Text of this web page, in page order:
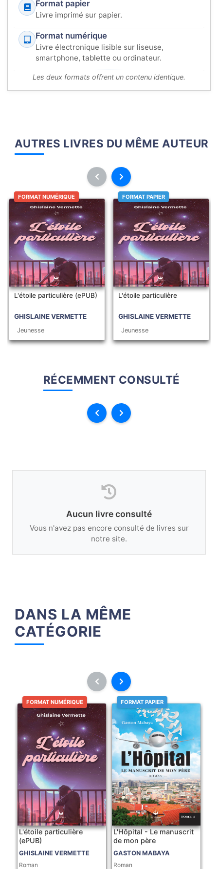
Format papier
Livre imprimé sur papier.
Format numérique
Livre électronique lisible sur liseuse,
smartphone, tablette ou ordinateur.
Les deux formats offrent un contenu identique.
AUTRES LIVRES DU MÊME AUTEUR
FORMAT NUMÉRIQUE
L'étoile particulière (ePUB)
GHISLAINE VERMETTE
Jeunesse
FORMAT PAPIER
L'étoile particulière
GHISLAINE VERMETTE
Jeunesse
RÉCEMMENT CONSULTÉ
Aucun livre consulté
Vous n'avez pas encore consulté de livres sur
notre site.
DANS LA MÊME
CATÉGORIE
FORMAT NUMÉRIQUE
L'étoile particulière
(ePUB)
GHISLAINE VERMETTE
Roman
FORMAT PAPIER
L'Hôpital - Le manuscrit
de mon père
GASTON MABAYA
Roman